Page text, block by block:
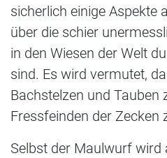
sicherlich einige Aspekte
über die schier
in den Wiesen der Welt
sind. Es wird vermutet,
Bachstelzen und Tauben
Fressfeinden der Zecken
Selbst der Maulwurf wird